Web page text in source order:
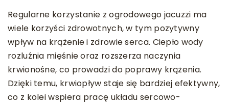
Regularne korzystanie z ogrodowego jacuzzi ma
wiele korzyści zdrowotnych, w tym pozytywny
wpływ na krążenie i zdrowie serca. Ciepło wody
rozluźnia mięśnie oraz rozszerza naczynia
krwionośne, co prowadzi do poprawy krążenia.
Dzięki temu, krwiopływ staje się bardziej efektywny,
co z kolei wspiera pracę układu sercowo-